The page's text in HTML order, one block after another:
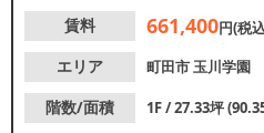
賃料 661,400円(税
エリア
町田市玉川学園
階数/面積
1F / 27.33坪